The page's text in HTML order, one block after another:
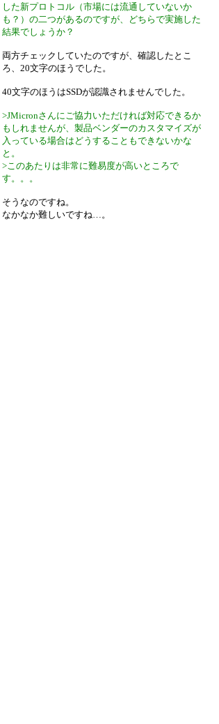
した新プロトコル（市場には流通していないか
も？）の二つがあるのですが、どちらで実施した
結果でしょうか？
両方チェックしていたのですが、確認したとこ
ろ、20文字のほうでした。
40文字のほうはSSDが認識されませんでした。
>JMicronさんにご協力いただければ対応できるか
もしれませんが、製品ベンダーのカスタマイズが
入っている場合はどうすることもできないかな
と。
>このあたりは非常に難易度が高いところで
す。。。
そうなのですね。
なかなか難しいですね…。